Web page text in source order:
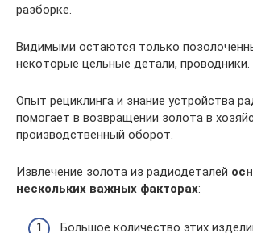
разборке.
Видимыми остаются только
некоторые цельные детали, проводники.
Опыт рециклинга и знание устройства
помогает в возвращении золота в
производственный оборот.
Извлечение золота из радиодеталей
нескольких важных факторах:
Большое количество этих